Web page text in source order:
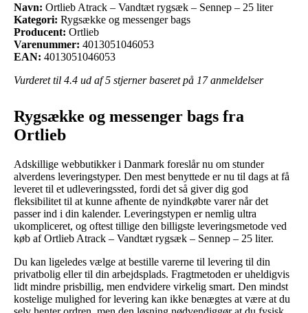
Navn: Ortlieb Atrack – Vandtæt rygsæk – Sennep – 25 liter
Kategori: Rygsække og messenger bags
Producent: Ortlieb
Varenummer: 4013051046053
EAN: 4013051046053
Vurderet til 4.4 ud af 5 stjerner baseret på 17anmeldelser
Rygsække og messenger bags fra
Ortlieb
Adskillige webbutikker i Danmark foreslår nu om stunder
alverdens leveringstyper. Den mest benyttede er nu til dags at få
leveret til et udleveringssted, fordi det så giver dig god
fleksibilitet til at kunne afhente de nyindkøbte varer når det
passer ind i din kalender. Leveringstypen er nemlig ultra
ukompliceret, og oftest tillige den billigste leveringsmetode ved
køb af Ortlieb Atrack – Vandtæt rygsæk – Sennep – 25 liter.
Du kan ligeledes vælge at bestille varerne til levering til din
privatbolig eller til din arbejdsplads. Fragtmetoden er uheldigvis
lidt mindre prisbillig, men endvidere virkelig smart. Den mindst
kostelige mulighed for levering kan ikke benægtes at være at du